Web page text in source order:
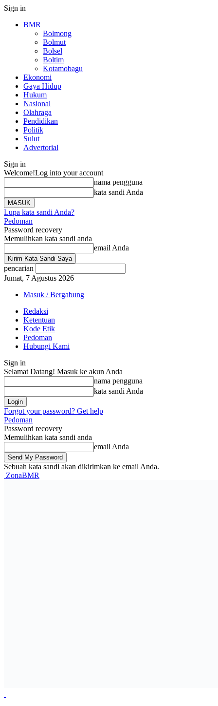
Sign in
BMR
Bolmong
Bolmut
Bolsel
Boltim
Kotamobagu
Ekonomi
Gaya Hidup
Hukum
Nasional
Olahraga
Pendidikan
Politik
Sulut
Advertorial
Sign in
Welcome!Log into your account
nama pengguna
kata sandi Anda
Lupa kata sandi Anda?
Pedoman
Password recovery
Memulihkan kata sandi anda
email Anda
pencarian
Jumat, 7 Agustus 2026
Masuk / Bergabung
Redaksi
Ketentuan
Kode Etik
Pedoman
Hubungi Kami
Sign in
Selamat Datang! Masuk ke akun Anda
nama pengguna
kata sandi Anda
Forgot your password? Get help
Pedoman
Password recovery
Memulihkan kata sandi anda
email Anda
Sebuah kata sandi akan dikirimkan ke email Anda.
ZonaBMR